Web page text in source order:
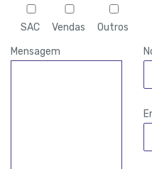
SAC Vendas
Outros
Mensagem